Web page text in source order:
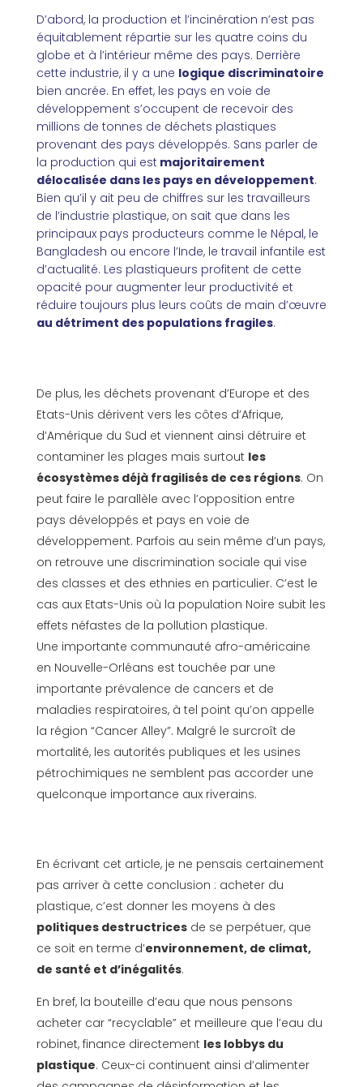
D’abord, la production et l’incinération n’est pas
équitablement répartie sur les quatre coins du
globe et à l’intérieur même des pays. Derrière
cette industrie, il y a une logique discriminatoire
bien ancrée. En effet, les pays en voie de
développement s’occupent de recevoir des
millions de tonnes de déchets plastiques
provenant des pays développés. Sans parler de
la production qui est majoritairement
délocalisée dans les pays en développement.
Bien qu’il y ait peu de chiffres sur les travailleurs
de l’industrie plastique, on sait que dans les
principaux pays producteurs comme le Népal, le
Bangladesh ou encore l’Inde, le travail infantile est
d’actualité. Les plastiqueurs profitent de cette
opacité pour augmenter leur productivité et
réduire toujours plus leurs coûts de main d’œuvre
au détriment des populations fragiles.
De plus, les déchets provenant d’Europe et des
Etats-Unis dérivent vers les côtes d’Afrique,
d’Amérique du Sud et viennent ainsi détruire et
contaminer les plages mais surtout les
écosystèmes déjà fragilisés de ces régions. On
peut faire le parallèle avec l’opposition entre
pays développés et pays en voie de
développement. Parfois au sein même d’un pays,
on retrouve une discrimination sociale qui vise
des classes et des ethnies en particulier. C’est le
cas aux Etats-Unis où la population Noire subit les
effets néfastes de la pollution plastique.
Une importante communauté afro-américaine
en Nouvelle-Orléans est touchée par une
importante prévalence de cancers et de
maladies respiratoires, à tel point qu’on appelle
la région “Cancer Alley”. Malgré le surcroît de
mortalité, les autorités publiques et les usines
pétrochimiques ne semblent pas accorder une
quelconque importance aux riverains.
En écrivant cet article, je ne pensais certainement
pas arriver à cette conclusion : acheter du
plastique, c’est donner les moyens à des
politiques destructricesde se perpétuer, que
ce soit en terme d’environnement, de climat,
de santé et d’inégalités.
En bref, la bouteille d’eau que nous pensons
acheter car “recyclable” et meilleure que l’eau du
robinet, finance directement les lobbys du
plastique. Ceux-ci continuent ainsi d’alimenter